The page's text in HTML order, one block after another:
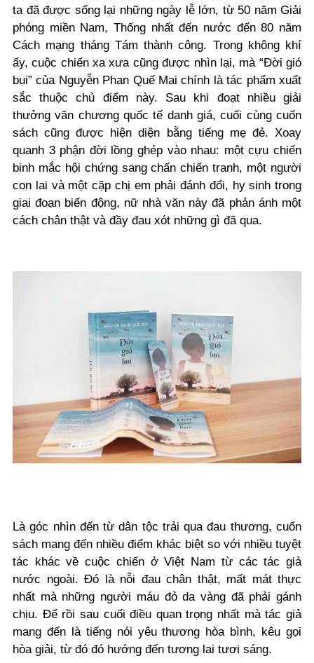
ta đã được sống lại những ngày lễ lớn, từ 50 năm Giải
phóng miền Nam, Thống nhất đến nước đến 80 năm
Cách mạng tháng Tám thành công. Trong không khí
ấy, cuộc chiến xa xưa cũng được nhìn lại, mà “Đời gió
bụi” của Nguyễn Phan Quế Mai chính là tác phẩm xuất
sắc thuộc chủ điểm này. Sau khi đoạt nhiều giải
thưởng văn chương quốc tế danh giá, cuối cùng cuốn
sách cũng được hiện diện bằng tiếng mẹ đẻ. Xoay
quanh 3 phận đời lồng ghép vào nhau: một cựu chiến
binh mắc hội chứng sang chấn chiến tranh, một người
con lai và một cặp chị em phải đánh đổi, hy sinh trong
giai đoạn biến động, nữ nhà văn này đã phản ánh một
cách chân thật và đầy đau xót những gì đã qua.
Là góc nhìn đến từ dân tộc trải qua đau thương, cuốn
sách mang đến nhiều điểm khác biệt so với nhiều tuyệt
tác khác về cuộc chiến ở Việt Nam từ các tác giả
nước ngoài. Đó là nỗi đau chân thật, mất mát thực
nhất mà những người máu đỏ da vàng đã phải gánh
chịu. Để rồi sau cuối điều quan trọng nhất mà tác giả
mang đến là tiếng nói yêu thương hòa bình, kêu gọi
hòa giải, từ đó đó hướng đến tương lai tươi sáng.